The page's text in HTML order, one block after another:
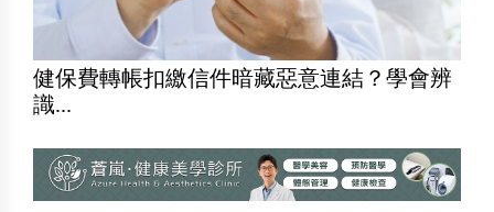
健保費轉帳扣繳信件暗藏惡意連結？學會辨
識...